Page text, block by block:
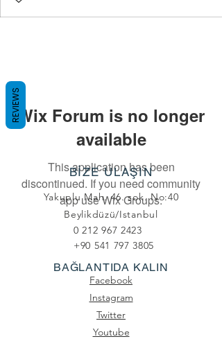
Wix Forum is no longer
available
This application has been
discontinued. If you need community
app use Wix Groups.
BİZE ULAŞIN
Yakuplu Mah. 46. sok. No:40
Beylikdüzü/Istanbul
0 212 967 2423
+90 541 797 3805
BAĞLANTIDA KALIN
Facebook
Instagram
Twitter
Youtube
REVIEWS